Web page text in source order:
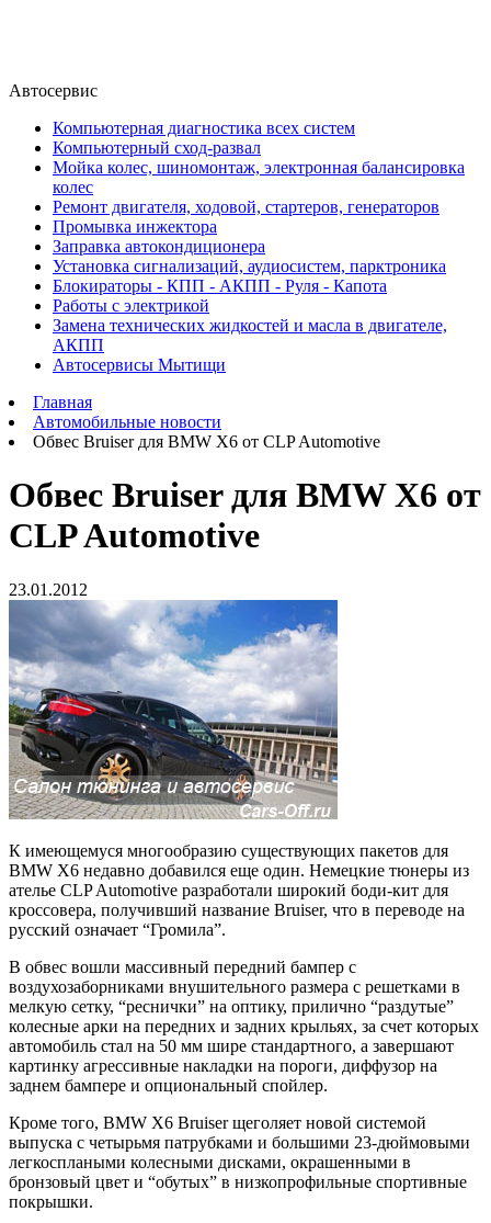
Автосервис
Компьютерная диагностика всех систем
Компьютерный сход-развал
Мойка колес, шиномонтаж, электронная балансировка
колес
Ремонт двигателя, ходовой, стартеров, генераторов
Промывка инжектора
Заправка автокондиционера
Установка сигнализаций, аудиосистем, парктроника
Блокираторы - КПП - АКПП - Руля - Капота
Работы с электрикой
Замена технических жидкостей и масла в двигателе,
АКПП
Автосервисы Мытищи
Главная
Автомобильные новости
Обвес Bruiser для BMW X6 от CLP Automotive
Обвес Bruiser для BMW X6 от
CLP Automotive
23.01.2012
К имеющемуся многообразию существующих пакетов для
BMW X6 недавно добавился еще один. Немецкие тюнеры из
ателье CLP Automotive разработали широкий боди-кит для
кроссовера, получивший название Bruiser, что в переводе на
русский означает “Громила”.
В обвес вошли массивный передний бампер с
воздухозаборниками внушительного размера с решетками в
мелкую сетку, “реснички” на оптику, прилично “раздутые”
колесные арки на передних и задних крыльях, за счет которых
автомобиль стал на 50 мм шире стандартного, а завершают
картинку агрессивные накладки на пороги, диффузор на
заднем бампере и опциональный спойлер.
Кроме того, BMW X6 Bruiser щеголяет новой системой
выпуска с четырьмя патрубками и большими 23-дюймовыми
легкосплаными колесными дисками, окрашенными в
бронзовый цвет и “обутых” в низкопрофильные спортивные
покрышки.